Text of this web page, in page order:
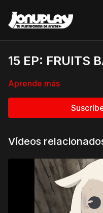
15 EP: FRUITS
Aprende más
Vídeos